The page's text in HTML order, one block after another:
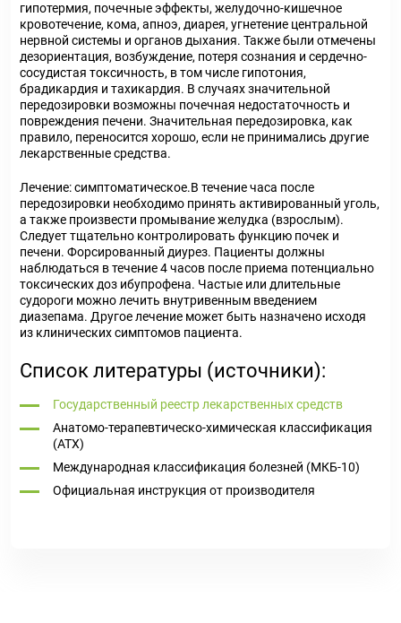
гипотермия, почечные эффекты, желудочно-кишечное
кровотечение, кома, апноэ, диарея, угнетение центральной
нервной системы и органов дыхания. Также были отмечены
дезориентация, возбуждение, потеря сознания и сердечно-
сосудистая токсичность, в том числе гипотония,
брадикардия и тахикардия. В случаях значительной
передозировки возможны почечная недостаточность и
повреждения печени. Значительная передозировка, как
правило, переносится хорошо, если не принимались другие
лекарственные средства.
Лечение: симптоматическое.В течение часа после
передозировки необходимо принять активированный уголь,
а также произвести промывание желудка (взрослым).
Следует тщательно контролировать функцию почек и
печени. Форсированный диурез. Пациенты должны
наблюдаться в течение 4 часов после приема потенциально
токсических доз ибупрофена. Частые или длительные
судороги можно лечить внутривенным введением
диазепама. Другое лечение может быть назначено исходя
из клинических симптомов пациента.
Список литературы (источники):
Государственный реестр лекарственных средств
Анатомо-терапевтическо-химическая классификация
(ATX)
Международная классификация болезней (МКБ-10)
Официальная инструкция от производителя